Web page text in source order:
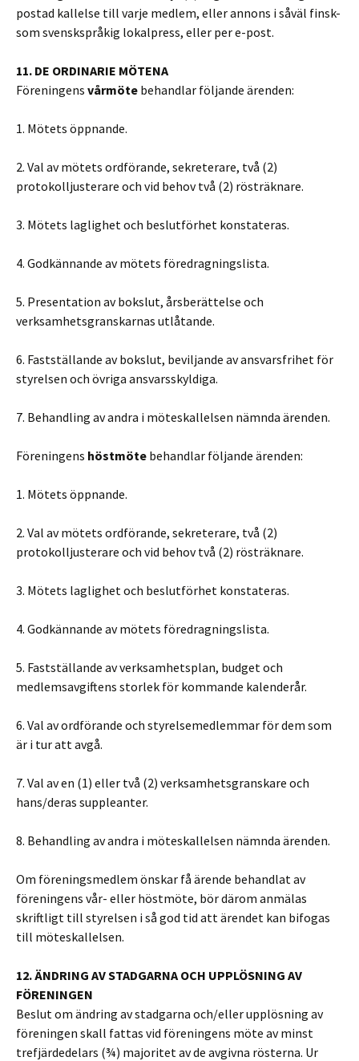
postad kallelse till varje medlem, eller annons i såväl finsk-
som svenskspråkig lokalpress, eller per e-post.
11. DE ORDINARIE MÖTENA
Föreningens vårmöte behandlar följande ärenden:
1. Mötets öppnande.
2. Val av mötets ordförande, sekreterare, två (2)
protokolljusterare och vid behov två (2) rösträknare.
3. Mötets laglighet och beslutförhet konstateras.
4. Godkännande av mötets föredragningslista.
5. Presentation av bokslut, årsberättelse och
verksamhetsgranskarnas utlåtande.
6. Fastställande av bokslut, beviljande av ansvarsfrihet för
styrelsen och övriga ansvarsskyldiga.
7. Behandling av andra i möteskallelsen nämnda ärenden.
Föreningens höstmöte behandlar följande ärenden:
1. Mötets öppnande.
2. Val av mötets ordförande, sekreterare, två (2)
protokolljusterare och vid behov två (2) rösträknare.
3. Mötets laglighet och beslutförhet konstateras.
4. Godkännande av mötets föredragningslista.
5. Fastställande av verksamhetsplan, budget och
medlemsavgiftens storlek för kommande kalenderår.
6. Val av ordförande och styrelsemedlemmar för dem som
är i tur att avgå.
7. Val av en (1) eller två (2) verksamhetsgranskare och
hans/deras suppleanter.
8. Behandling av andra i möteskallelsen nämnda ärenden.
Om föreningsmedlem önskar få ärende behandlat av
föreningens vår- eller höstmöte, bör därom anmälas
skriftligt till styrelsen i så god tid att ärendet kan bifogas
till möteskallelsen.
12. ÄNDRING AV STADGARNA OCH UPPLÖSNING AV
FÖRENINGEN
Beslut om ändring av stadgarna och/eller upplösning av
föreningen skall fattas vid föreningens möte av minst
trefjärdedelars (¾) majoritet av de avgivna rösterna. Ur